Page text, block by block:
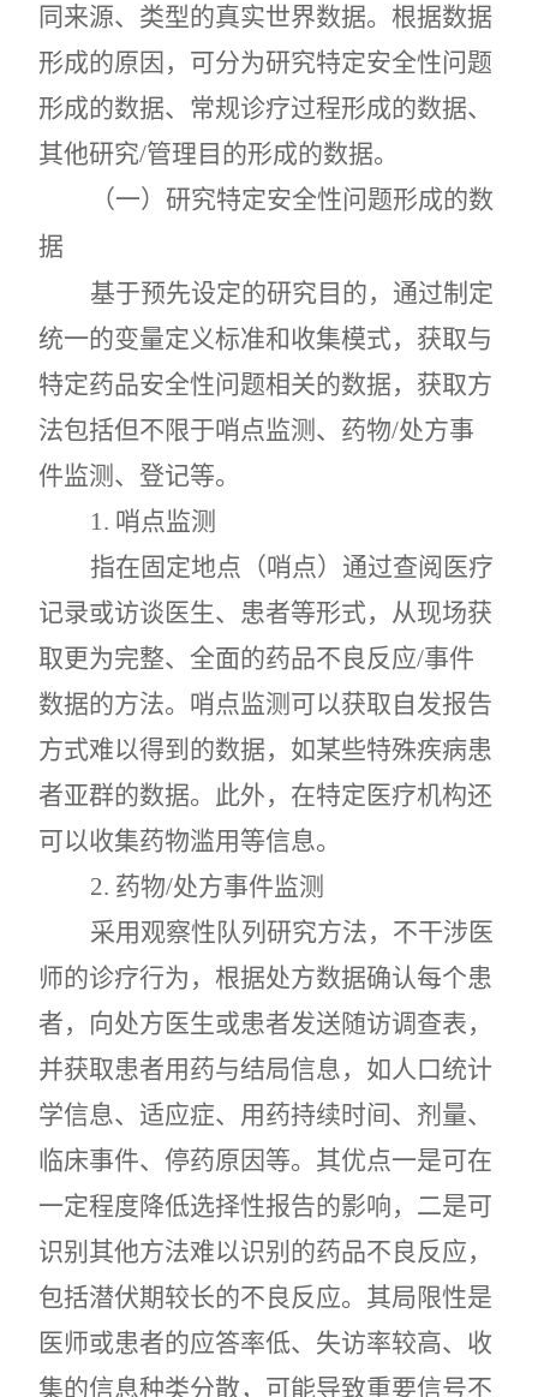
同来源、类型的真实世界数据。根据数据
形成的原因，可分为研究特定安全性问题
形成的数据、常规诊疗过程形成的数据、
其他研究/管理目的形成的数据。
（一）研究特定安全性问题形成的数
据
基于预先设定的研究目的，通过制定
统一的变量定义标准和收集模式，获取与
特定药品安全性问题相关的数据，获取方
法包括但不限于哨点监测、药物/处方事
件监测、登记等。
1. 哨点监测
指在固定地点（哨点）通过查阅医疗
记录或访谈医生、患者等形式，从现场获
取更为完整、全面的药品不良反应/事件
数据的方法。哨点监测可以获取自发报告
方式难以得到的数据，如某些特殊疾病患
者亚群的数据。此外，在特定医疗机构还
可以收集药物滥用等信息。
2. 药物/处方事件监测
采用观察性队列研究方法，不干涉医
师的诊疗行为，根据处方数据确认每个患
者，向处方医生或患者发送随访调查表，
并获取患者用药与结局信息，如人口统计
学信息、适应症、用药持续时间、剂量、
临床事件、停药原因等。其优点一是可在
一定程度降低选择性报告的影响，二是可
识别其他方法难以识别的药品不良反应，
包括潜伏期较长的不良反应。其局限性是
医师或患者的应答率低、失访率较高、收
集的信息种类分散，可能导致重要信号不